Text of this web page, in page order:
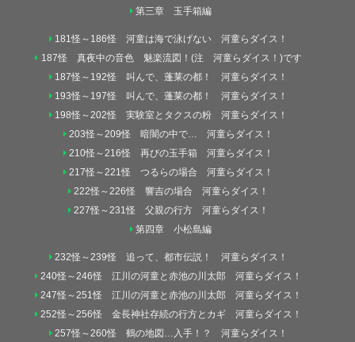
第三章 玉手箱編
181怪～186怪 河童は海で泳げない 河童らダイス！
187怪 真夜中の音色 魅楽流図！(注 河童らダイス！)です
187怪～192怪 叫んで、蓬莱の都！ 河童らダイス！
193怪～197怪 叫んで、蓬莱の都！ 河童らダイス！
198怪～202怪 実験室とタクスの粉 河童らダイス！
203怪～209怪 暗闇の中で… 河童らダイス！
210怪～216怪 再びの玉手箱 河童らダイス！
217怪～221怪 つるらの場合 河童らダイス！
222怪～226怪 響吉の場合 河童らダイス！
227怪～231怪 父親の行方 河童らダイス！
第四章 小松島編
232怪～239怪 追って、都市伝説！ 河童らダイス！
240怪～246怪 江川の河童と赤池の川太郎 河童らダイス！
247怪～251怪 江川の河童と赤池の川太郎 河童らダイス！
252怪～256怪 金長神社存続の行方とカギ 河童らダイス！
257怪～260怪 鶴の地図…入手！？ 河童らダイス！